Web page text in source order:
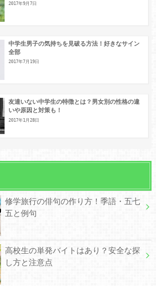
2017年9月7日
中学生男子の気持ちを見破る方法！好きなサイン
全部
2017年7月19日
友達いない中学生の特徴とは？男女別の性格の違
いや原因と対策も！
2017年1月28日
修学旅行の俳句の作り方！季語・五七
五と例句
高校生の単発バイトはあり？安全な探
し方と注意点